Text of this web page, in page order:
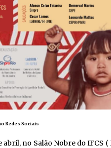
Redes Sociais
abril, no Salão Nobre do